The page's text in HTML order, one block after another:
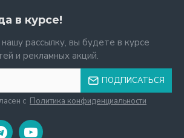
в курсе!
рассылку, вы будете в курсе
и рекламных акций.
ПОДПИСАТЬСЯ
с Политика конфиденциальности